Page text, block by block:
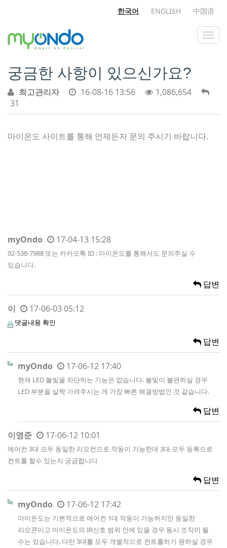
한국어 ENGLISH 中国语
궁금한 사항이 있으신가요?
최고관리자 16-08-16 13:56
1,086,654
31
마이온도 사이트를 통해 언제든지 문의 주시기 바랍니다.
myOndo 17-04-13 15:28
02-538-7988 또는 카카오톡 ID : 마이온도를 통해서도 문의주실 수
있습니다.
답변
이 17-06-03 05:12
댓글내용 확인
답변
myOndo 17-06-12 17:40
현재 LED 불빛을 차단하는 기능은 없습니다. 불빛이 불편하실 경우
LED 부분을 살짝 가려주시는 게 가장 빠른 해결방법인 것 같습니다.
답변
이영준 17-06-12 10:01
에어컨 3대 모두 동일한 리모컨으로 작동이 가능한데 3대 모두 등록으로
컨트롤 할수 있는지 궁금합니다
답변
myOndo 17-06-12 17:42
마이온도는 기본적으로 에어컨 1대 작동이 가능하지만 동일한
리모콘이고 마이온도의 IR신호 범위 안에 있을 경우 동시 조작이 될
수는 있습니다. 다만 3대를 모두 개별적으로 컨트롤하기 원하실 경우